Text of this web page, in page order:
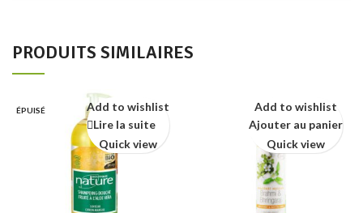
PRODUITS SIMILAIRES
ÉPUISÉ
Add to wishlist
Lire la suite
Quick view
Add to wishlist
Ajouter au panier
Quick view